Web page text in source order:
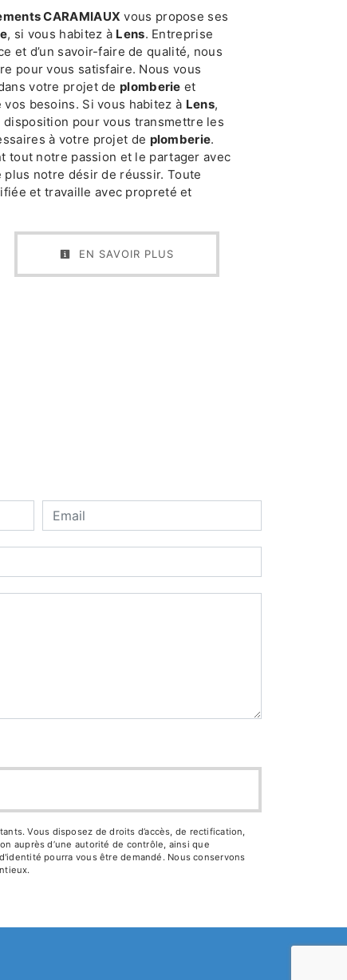
CARAMIAUX vous propose ses
, si vous habitez à Lens. Entreprise
et d’un savoir-faire de qualité, nous
pour vous satisfaire. Nous vous
votre projet de plomberie et
vos besoins. Si vous habitez à Lens,
disposition pour vous transmettre les
à votre projet de plomberie.
tout notre passion et le partager avec
notre désir de réussir. Toute
et travaille avec propreté et
EN SAVOIR PLUS
Vous disposez de droits d’accès, de rectification,
auprès d’une autorité de contrôle, ainsi que
pourra vous être demandé. Nous conservons